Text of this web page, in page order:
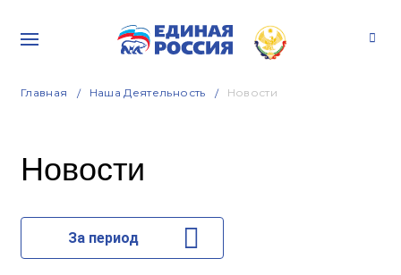
Главная Наша Деятельность Новости
Новости
За период